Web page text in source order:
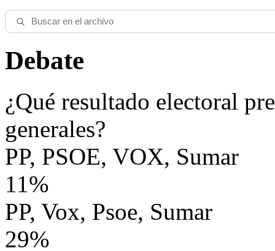
Debate
¿Qué resultado electoral
generales?
PP, PSOE, VOX, Sumar
11%
PP, Vox, Psoe, Sumar
29%